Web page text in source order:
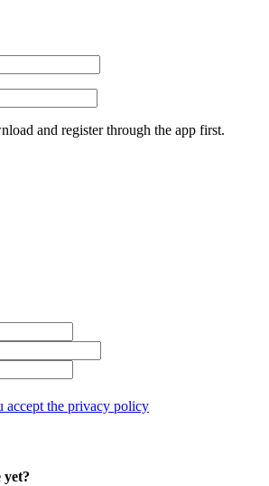
and register through the app first.
accept the privacy policy
yet?